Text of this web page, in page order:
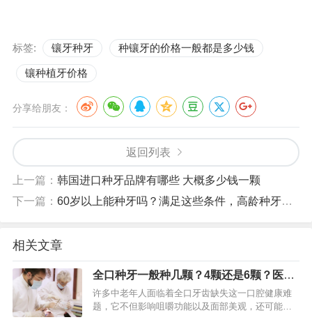
标签: 镶牙种牙 种镶牙的价格一般都是多少钱
镶种植牙价格
分享给朋友：
返回列表
上一篇： 韩国进口种牙品牌有哪些 大概多少钱一颗
下一篇： 60岁以上能种牙吗？满足这些条件，高龄种牙成功率超95%
相关文章
全口种牙一般种几颗？4颗还是6颗？医生
详细解答
许多中老年人面临着全口牙齿缺失这一口腔健康难
题，它不但影响咀嚼功能以及面部美观，还可能给